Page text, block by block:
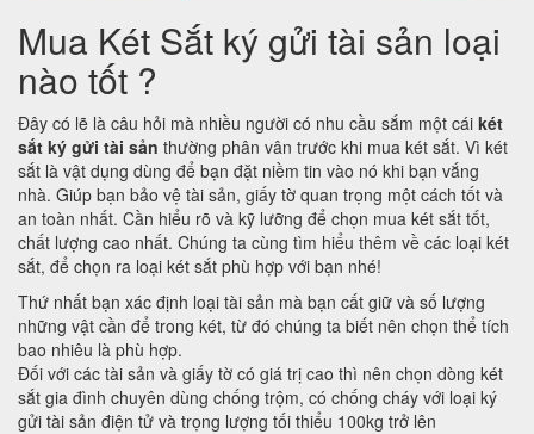
Mua Két Sắt ký gửi tài sản loại
nào tốt ?
Đây có lẽ là câu hỏi mà nhiều người có nhu cầu sắm một cái két
sắt ký gửi tài sản thường phân vân trước khi mua két sắt. Vì két
sắt là vật dụng dùng để bạn đặt niềm tin vào nó khi bạn vắng
nhà. Giúp bạn bảo vệ tài sản, giấy tờ quan trọng một cách tốt và
an toàn nhất. Cần hiểu rõ và kỹ lưỡng để chọn mua két sắt tốt,
chất lượng cao nhất. Chúng ta cùng tìm hiểu thêm về các loại két
sắt, để chọn ra loại két sắt phù hợp với bạn nhé!
Thứ nhất bạn xác định loại tài sản mà bạn cất giữ và số lượng
những vật cần để trong két, từ đó chúng ta biết nên chọn thể tích
bao nhiêu là phù hợp.
Đối với các tài sản và giấy tờ có giá trị cao thì nên chọn dòng két
sắt gia đình chuyên dùng chống trộm, có chống cháy với loại ký
gửi tài sản điện tử và trọng lượng tối thiểu 100kg trở lên